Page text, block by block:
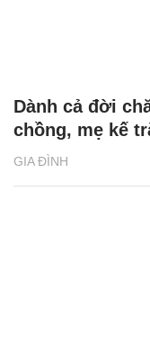
GIA ĐÌNH
Dành cả đời
chồng, mẹ kế